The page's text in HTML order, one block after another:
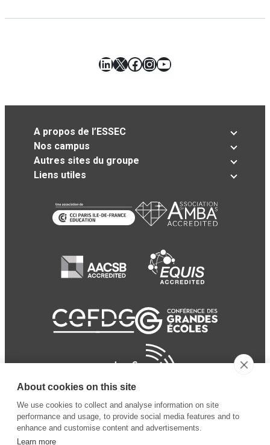
LinkedIn
X Facebook
Instagram
YouTube
A propos de l’ESSEC
Nos campus
Autres sites du groupe
Liens utiles
About cookies on this site
We use cookies to collect and analyse information on site
performance and usage, to provide social media features and to
enhance and customise content and advertisements.
Learn more